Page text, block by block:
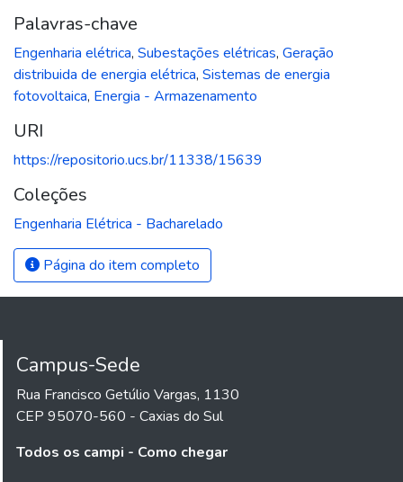
Palavras-chave
Engenharia elétrica, Subestações elétricas, Geração
distribuida de energia elétrica, Sistemas de energia
fotovoltaica, Energia - Armazenamento
URI
https://repositorio.ucs.br/11338/15639
Coleções
Engenharia Elétrica - Bacharelado
Página do item completo
Campus-Sede
Rua Francisco Getúlio Vargas, 1130
CEP 95070-560 - Caxias do Sul
Todos os campi - Como chegar